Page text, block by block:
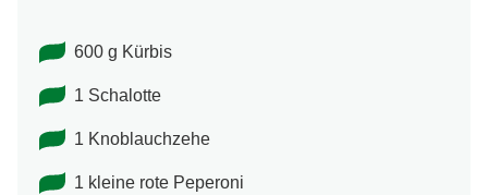
600 g Kürbis
1 Schalotte
1 Knoblauchzehe
1 kleine rote Peperoni